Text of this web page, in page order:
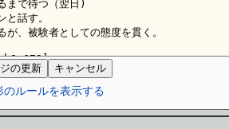
のルールを表示する